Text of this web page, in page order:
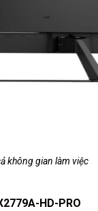
không gian làm việc
HD-PRO